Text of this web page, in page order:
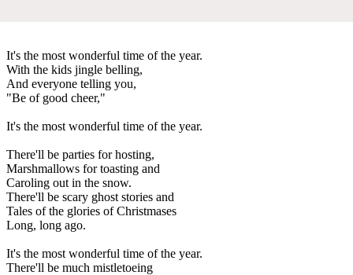
It's the most wonderful time of the year.
With the kids jingle belling,
And everyone telling you,
"Be of good cheer,"
It's the most wonderful time of the year.
There'll be parties for hosting,
Marshmallows for toasting and
Caroling out in the snow.
There'll be scary ghost stories and
Tales of the glories of Christmases
Long, long ago.
It's the most wonderful time of the year.
There'll be much mistletoeing